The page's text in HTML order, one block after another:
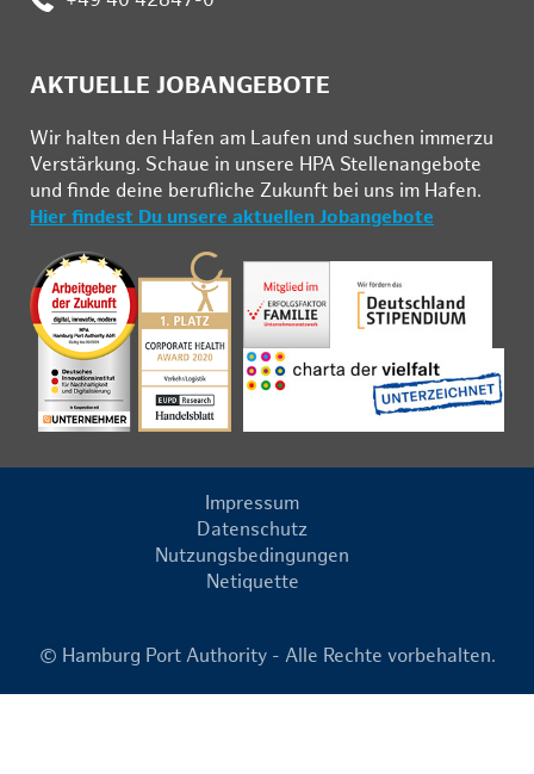
AKTUELLE JOBANGEBOTE
Wir hal­ten den Ha­fen am Lau­fen und su­chen im­mer­zu
Ver­stär­kung. Schau­e in un­se­re HPA Stel­len­an­ge­bo­te
und fin­de deine be­ruf­li­che Zu­kunft bei uns im Ha­fen.
Hier findest Du unsere aktuellen Jobangebote
Impressum
Datenschutz
Nutzungsbedingungen
Netiquette
© Hamburg Port Authority - Alle Rechte vorbehalten.